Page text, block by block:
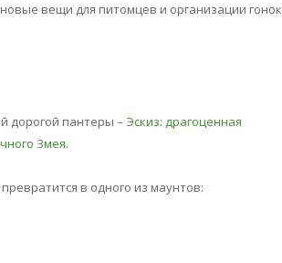
вещи для питомцев и организации гонок
дорогой пантеры – Эскиз: драгоценная
Змея.
в одного из маунтов: